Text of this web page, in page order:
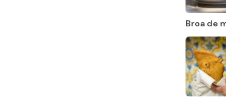
Broa de